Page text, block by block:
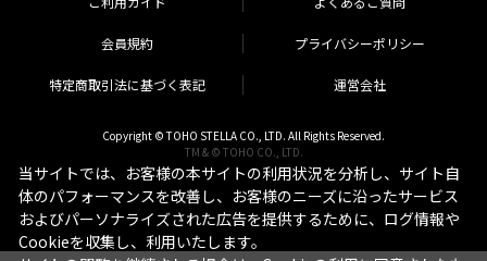
会員規約 プライバシーポリシー
特定商取引法に基づく表記 運営会社
Copyright © TOHO STELLA CO., LTD. All Rights Reserved.
TM & © TOHO CO., LTD.
当サイトでは、お客様の本サイトの利用状況を分析し、サイト自
体のパフォーマンスを改善し、お客様のニーズに沿ったサービス
およびパーソナライズされた広告を提供するために、ログ情報や
Cookieを収集し、利用いたします。